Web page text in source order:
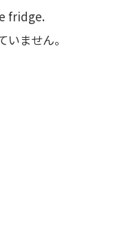
fridge.
ません。